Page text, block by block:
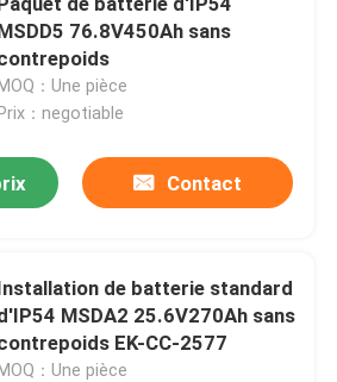
76.8V450Ah sans
MOQ：Une pièce
Prix：negotiable
Contact
de batterie standard
MSDA2 25.6V270Ah sans
EK-CC-2577
MOQ：Une pièce